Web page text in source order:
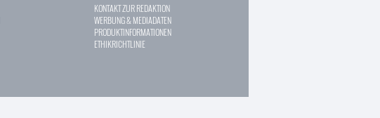
KONTAKT ZUR REDAKTION
WERBUNG & MEDIADATEN
PRODUKTINFORMATIONEN
ETHIKRICHTLINIE